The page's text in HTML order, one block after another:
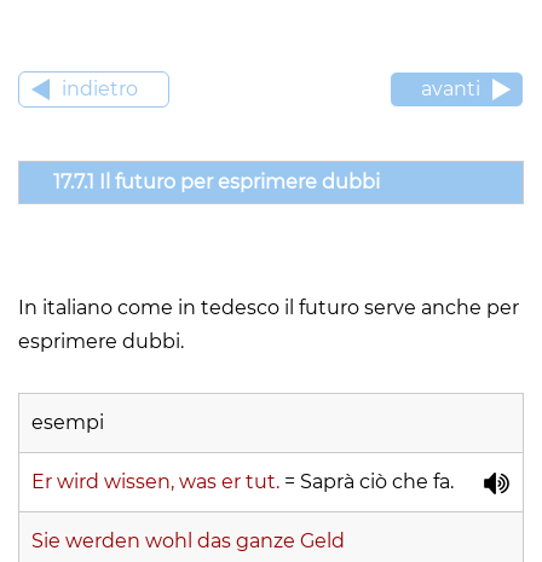
indietro avanti
17.7.1 Il futuro per esprimere dubbi
In italiano come in tedesco il futuro serve anche per
esprimere dubbi.
esempi
Er wird wissen, was er tut. = Saprà ciò che fa.
Sie werden wohl das ganze Geld